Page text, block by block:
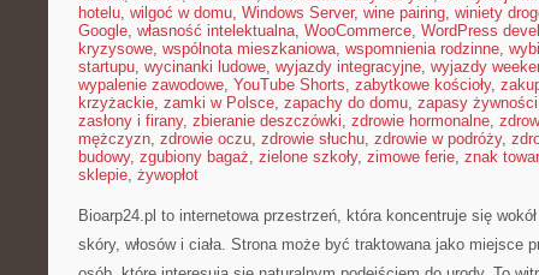
hotelu, wilgoć w domu, Windows Server, wine pairing, winiety
Google, własność intelektualna, WooCommerce, WordPress
kryzysowe, wspólnota mieszkaniowa, wspomnienia rodzinne,
startupu, wycinanki ludowe, wyjazdy integracyjne, wyjazdy
wypalenie zawodowe, YouTube Shorts, zabytkowe kościoły,
krzyżackie, zamki w Polsce, zapachy do domu, zapasy żywności
zasłony i firany, zbieranie deszczówki, zdrowie hormonalne,
mężczyzn, zdrowie oczu, zdrowie słuchu, zdrowie w podróży,
budowy, zgubiony bagaż, zielone szkoły, zimowe ferie, znak
sklepie, żywopłot
Bioarp24.pl to internetowa przestrzeń, która koncentruje się
skóry, włosów i ciała. Strona może być traktowana jako miejsce